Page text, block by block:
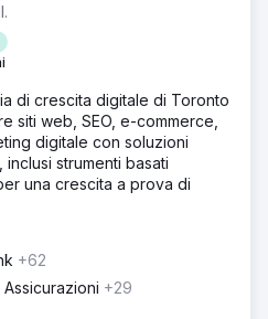
di crescita digitale di Toronto
siti web, SEO, e-commerce,
digitale con soluzioni
strumenti basati
una crescita a prova di
+62
+29